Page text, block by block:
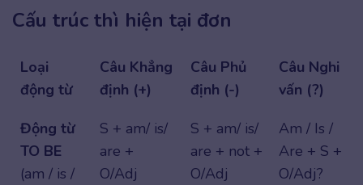
Cấu trúc thì hiện tại đơn
Loại
động từ
Câu Khẳng
định (+)
Câu Phủ
định (-)
Câu Nghi
vấn (?)
Động từ
TO BE
(am / is /
S + am/ is/
are +
O/Adj
S + am/ is/
are + not +
O/Adj
Am / Is /
Are + S +
O/Adj?